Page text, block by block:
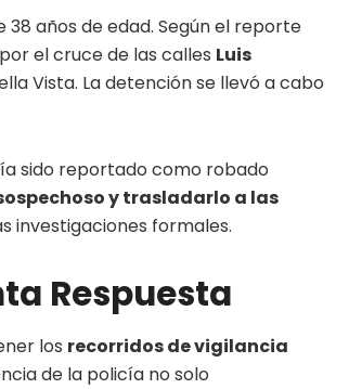
38 años de edad. Según el reporte
el cruce de las calles Luis
Vista. La detención se llevó a cabo
sido reportado como robado
y trasladarlo a las
investigaciones formales.
Respuesta
los recorridos de vigilancia
de la policía no solo